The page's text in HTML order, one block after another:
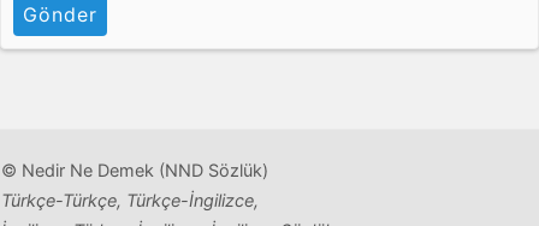
Gönder
© Nedir Ne Demek (NND Sözlük)
Türkçe-Türkçe, Türkçe-İngilizce,